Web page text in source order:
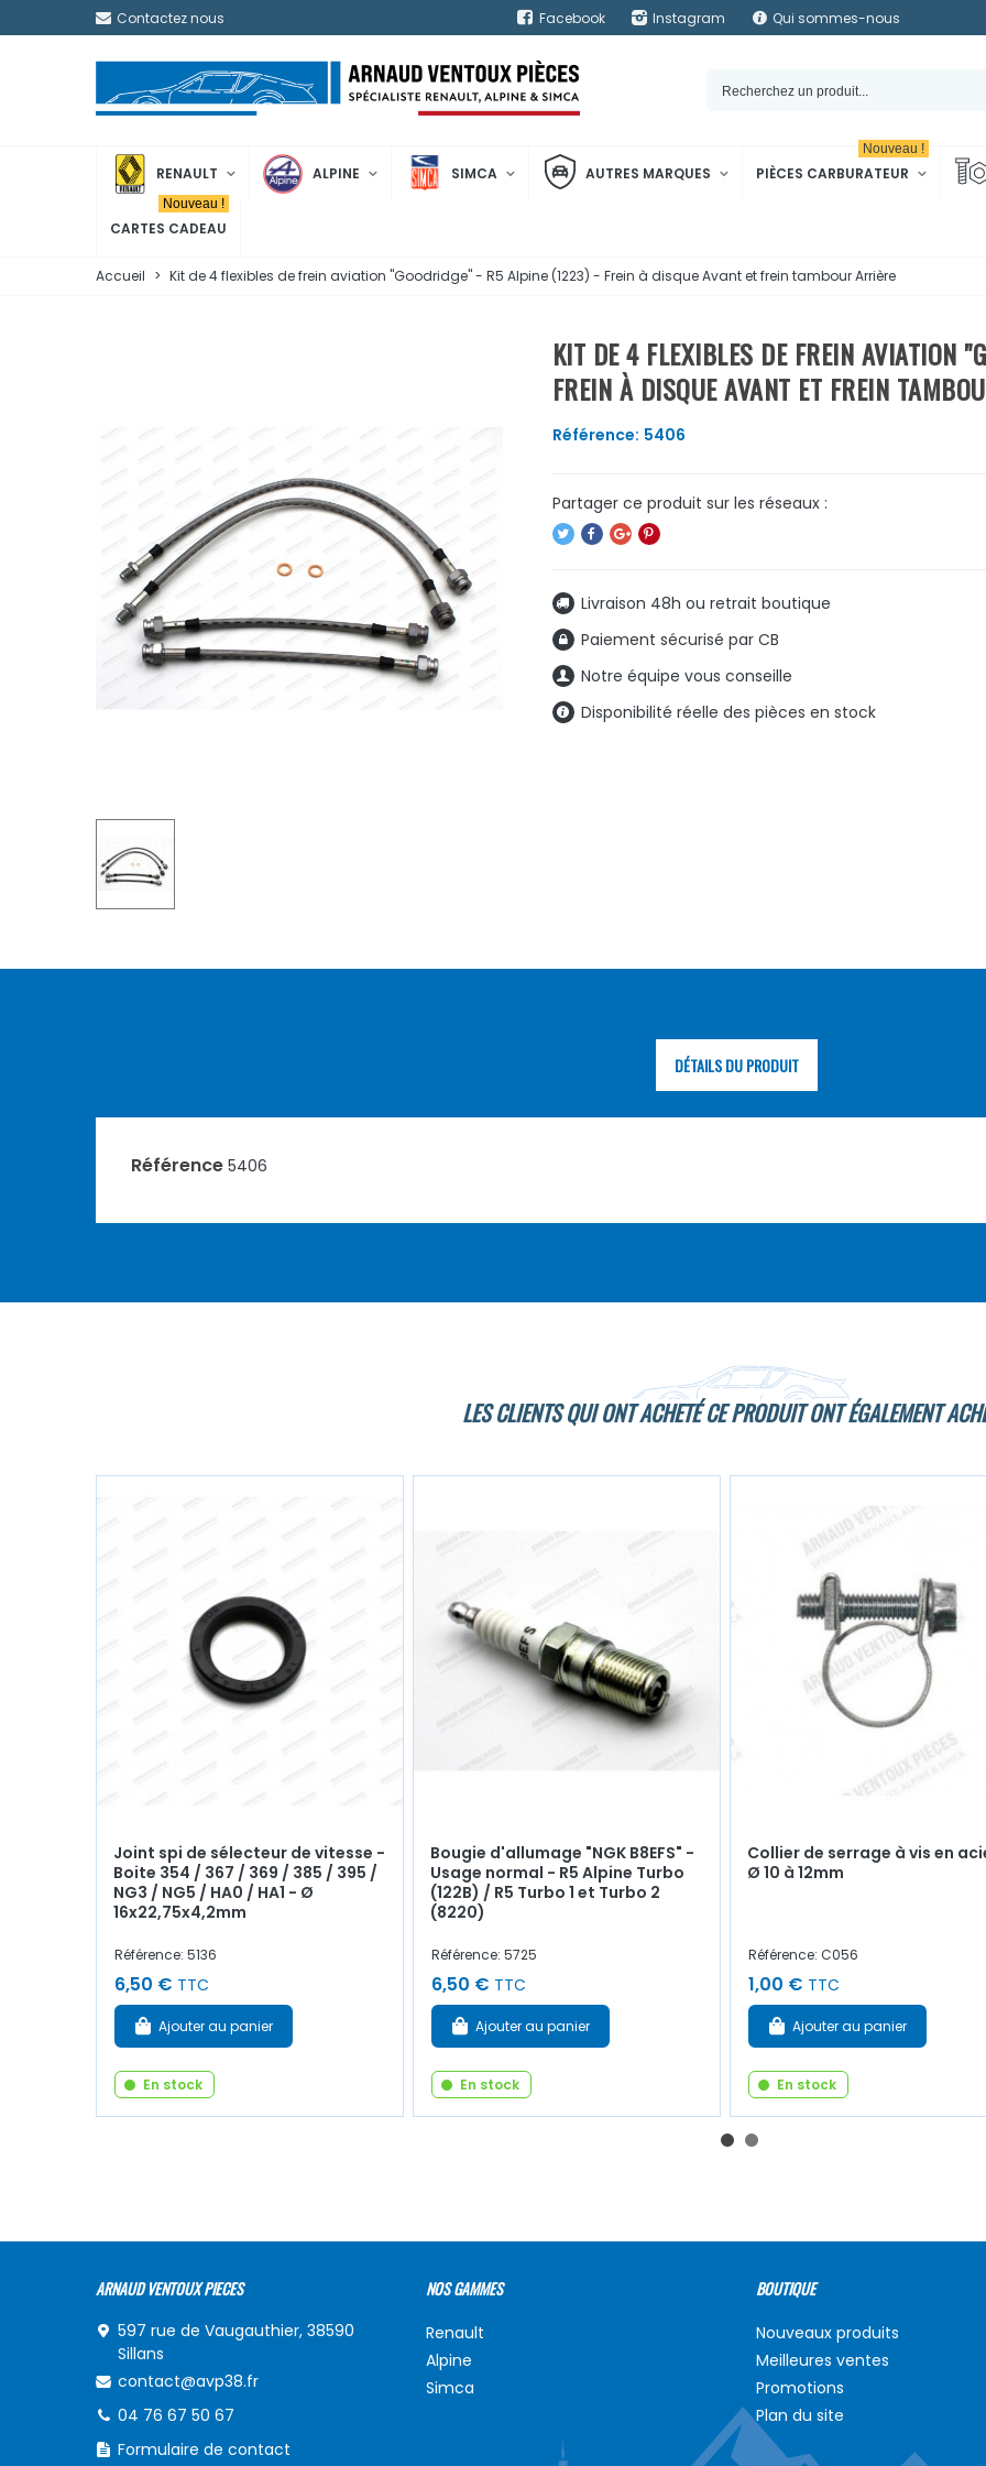
Contactez nous Facebook Instagram Qui sommes-nous
RENAULT ALPINE SIMCA AUTRES MARQUES PIÈCES CARBURATEUR
Nouveau !
CARTES CADEAU
Nouveau !
Accueil > Kit de 4 flexibles de frein aviation "Goodridge" - R5 Alpine (1223) - Frein à disque Avant et frein tambour Arrière
KIT DE 4 FLEXIBLES DE FREIN AVIATION
FREIN À DISQUE AVANT ET FREIN
Référence: 5406
Livraison 48h ou retrait boutique
Paiement sécurisé par CB
Notre équipe vous conseille
Disponibilité réelle des pièces en stock
DÉTAILS DU PRODUIT
Référence 5406
LES CLIENTS QUI ONT ACHETÉ CE PRODUIT ONT ÉGALEMENT
Joint spi de sélecteur de vitesse -
Boite 354 / 367 / 369 / 385 / 395 /
NG3 / NG5 / HA0 / HA1 - Ø
16x22,75x4,2mm
Référence: 5136
6,50 € TTC
Ajouter au panier
En stock
Bougie d'allumage "NGK B8EFS" -
Usage normal - R5 Alpine Turbo
(122B) / R5 Turbo 1 et Turbo 2
(8220)
Référence: 5725
6,50 € TTC
Ajouter au panier
En stock
Collier de serrage à vis en
Ø 10 à 12mm
Référence: C056
1,00 € TTC
Ajouter au panier
En stock
ARNAUD VENTOUX PIECES
597 rue de Vaugauthier, 38590
Sillans
contact@avp38.fr
04 76 67 50 67
Formulaire de contact
NOS GAMMES
Renault
Alpine
Simca
BOUTIQUE
Nouveaux produits
Meilleures ventes
Promotions
Plan du site